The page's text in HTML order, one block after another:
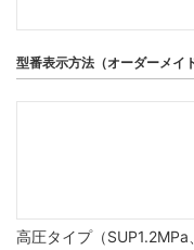
型番表示方法（オーダーメイ
高圧タイプ（